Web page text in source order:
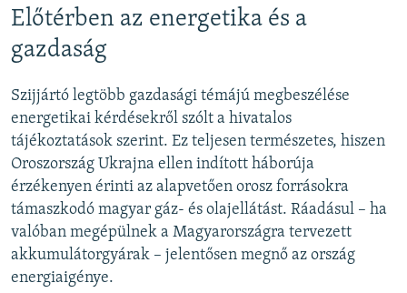
Előtérben az energetika és a
gazdaság
Szijjártó legtöbb gazdasági témájú megbeszélése
energetikai kérdésekről szólt a hivatalos
tájékoztatások szerint. Ez teljesen természetes, hiszen
Oroszország Ukrajna ellen indított háborúja
érzékenyen érinti az alapvetően orosz forrásokra
támaszkodó magyar gáz- és olajellátást. Ráadásul – ha
valóban megépülnek a Magyarországra tervezett
akkumulátorgyárak – jelentősen megnő az ország
energiaigénye.